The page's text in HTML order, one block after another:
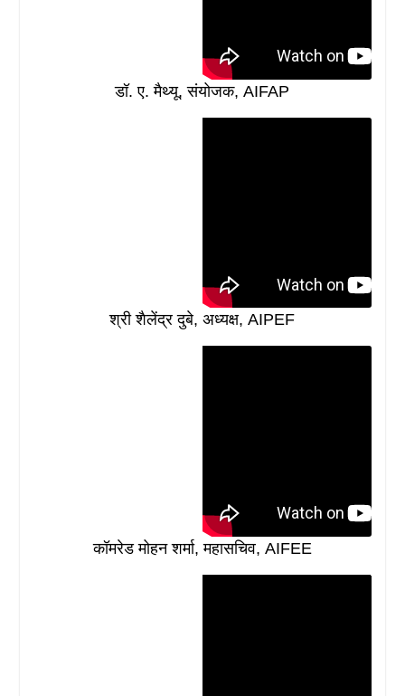
डॉ. ए. मैथ्यू, संयोजक, AIFAP
श्री शैलेंद्र दुबे, अध्यक्ष, AIPEF
कॉमरेड मोहन शर्मा, महासचिव, AIFEE